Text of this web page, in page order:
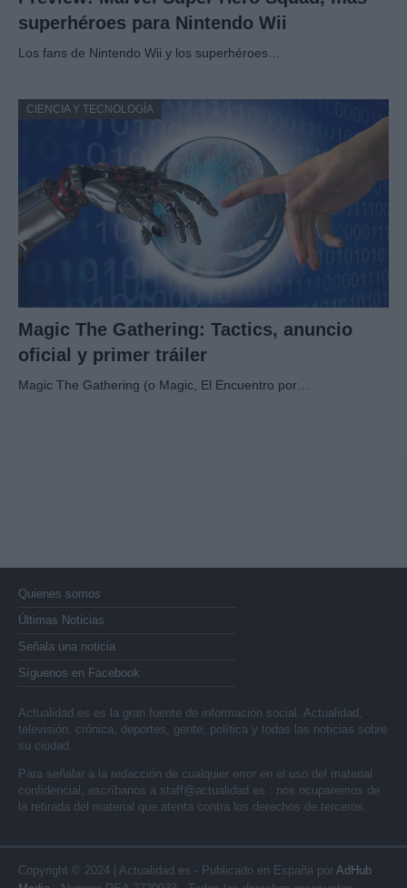
superhéroes para Nintendo Wii
Los fans de Nintendo Wii y los superhéroes…
CIENCIA Y TECNOLOGÍA
Magic The Gathering: Tactics, anuncio
oficial y primer tráiler
Magic The Gathering (o Magic, El Encuentro por…
Quienes somos
Últimas Noticias
Señala una noticia
Síguenos en Facebook
Actualidad.es es la gran fuente de información social. Actualidad,
televisión, crónica, deportes, gente, política y todas las noticias sobre
su ciudad.
Para señalar a la redacción de cualquier error en el uso del material
confidencial, escríbanos a staff@actualidad.es : nos ocuparemos de
la retirada del material que atenta contra los derechos de terceros.
Copyright © 2024 | Actualidad.es - Publicado en España por AdHub